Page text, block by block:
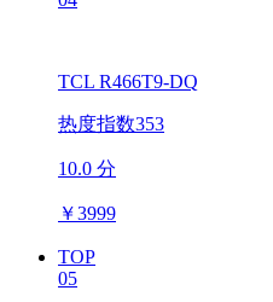
TCL R466T9-DQ
热度指数353
10.0 分
￥3999
TOP
05